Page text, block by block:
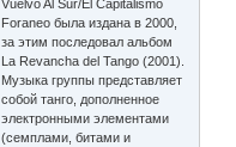
Vuelvo Al Sur/El Capitalismo
Foraneo была издана в 2000,
за этим последовал альбом
La Revancha del Tango (2001).
Музыка группы представляет
собой танго, дополненное
электронными элементами
(семплами, битами и